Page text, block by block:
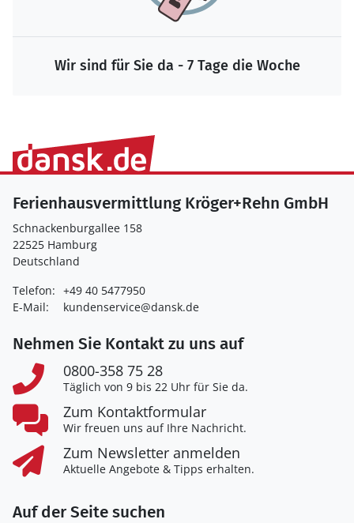
Wir sind für Sie da - 7 Tage die Woche
Ferienhausvermittlung Kröger+Rehn GmbH
Schnackenburgallee 158
22525 Hamburg
Deutschland
Telefon: +49 40 5477950
E-Mail:
kundenservice@dansk.de
Nehmen Sie Kontakt zu uns auf
0800-358 75 28
Täglich von 9 bis 22 Uhr für Sie da.
Zum Kontaktformular
Wir freuen uns auf Ihre Nachricht.
Zum Newsletter anmelden
Aktuelle Angebote & Tipps erhalten.
Auf der Seite suchen